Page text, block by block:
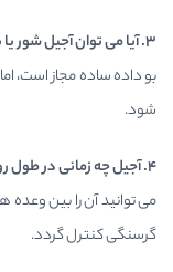
۳.آیا می توان آجیل شور
بو داده ساده مجاز است،
شود.
۴.آجیل چه زمانی در
می توانید آن را بین وعده
گرسنگی کنترل گردد.